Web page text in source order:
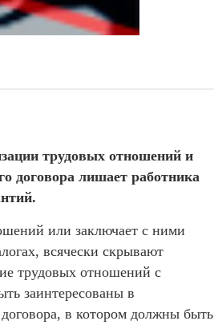
трудовых отношений и
договора лишает работника
или заключает с ними
всячески скрывают
трудовых отношений с
заинтересованы в
в котором должны быть